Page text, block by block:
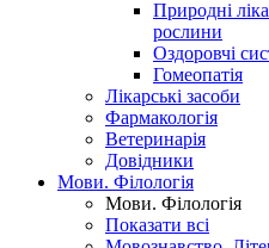
Природні
рослини
Оздоровчі
Гомеопатія
Лікарські засоби
Фармакологія
Ветеринарія
Довідники
Мови. Філологія
Мови. Філологія
Показати всі